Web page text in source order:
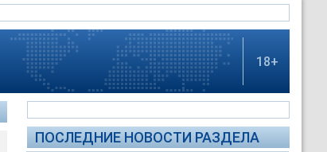
18+
ПОСЛЕДНИЕ НОВОСТИ РАЗДЕЛА